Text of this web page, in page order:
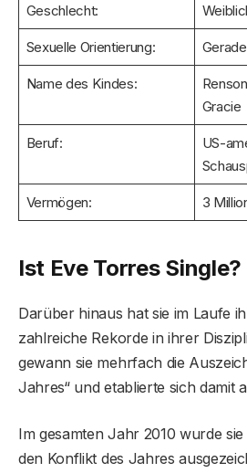
Geschlecht:
Sexuelle Orientierung: Gerade
Name des Kindes:
Gracie
Beruf:
US-
Vermögen: 3
Ist Eve Torres
Darüber hinaus hat sie im Laufe
zahlreiche Rekorde in ihrer
gewann sie mehrfach die
Jahres“ und etablierte sich damit
Im gesamten Jahr 2010 wurde
den Konflikt des Jahres